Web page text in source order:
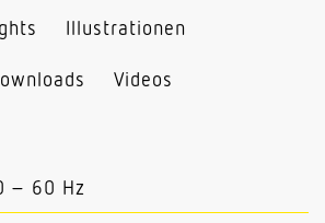
Illustrationen
Videos
– 60 Hz